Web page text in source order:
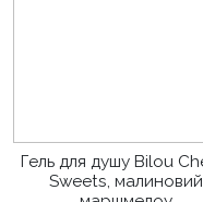
Гель для душу Bilou
Sweets, малиновий